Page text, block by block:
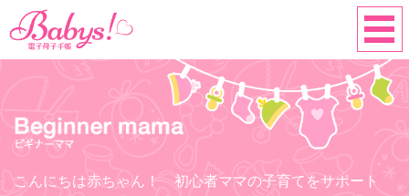
こんにちは赤ちゃん！ 初心者ママの子育てをサポート